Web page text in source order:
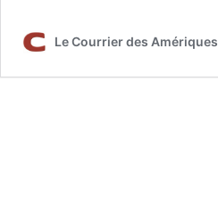
Le Courrier des Amériques